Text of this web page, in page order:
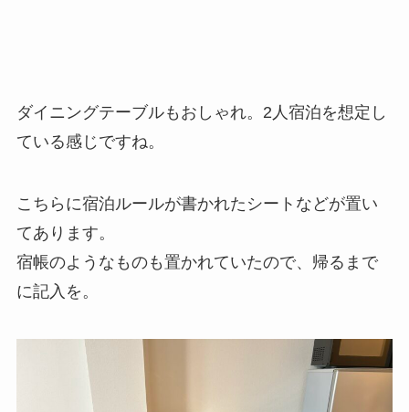
ダイニングテーブルもおしゃれ。2人宿泊を想定し
ている感じですね。
こちらに宿泊ルールが書かれたシートなどが置い
てあります。
宿帳のようなものも置かれていたので、帰るまで
に記入を。